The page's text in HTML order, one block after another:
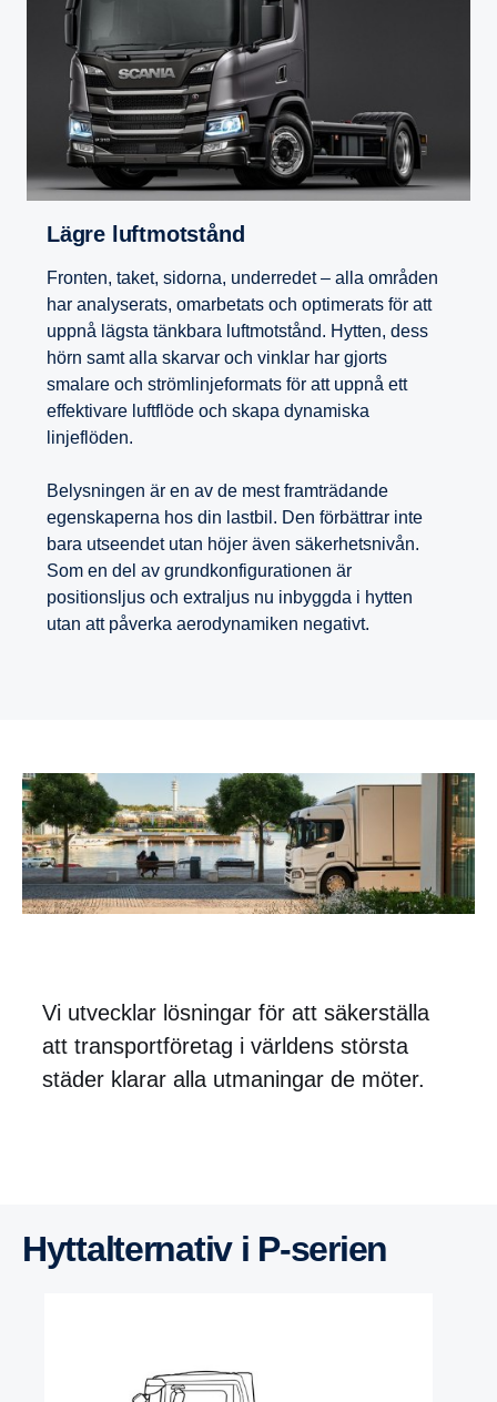
Lägre luftmot­stånd
Fronten, taket, sidorna, underredet – alla områden
har analyserats, omarbetats och optimerats för att
uppnå lägsta tänkbara luftmotstånd. Hytten, dess
hörn samt alla skarvar och vinklar har gjorts
smalare och strömlinjeformats för att uppnå ett
effektivare luftflöde och skapa dynamiska
linjeflöden.
Belysningen är en av de mest framträdande
egenskaperna hos din lastbil. Den förbättrar inte
bara utseendet utan höjer även säkerhetsnivån.
Som en del av grundkonfigurationen är
positionsljus och extraljus nu inbyggda i hytten
utan att påverka aerodynamiken negativt.
Vi utvecklar lösningar för att säkerställa
att transportföretag i världens största
städer klarar alla utmaningar de möter.
Hyttal­ter­nativ i P-​​serien